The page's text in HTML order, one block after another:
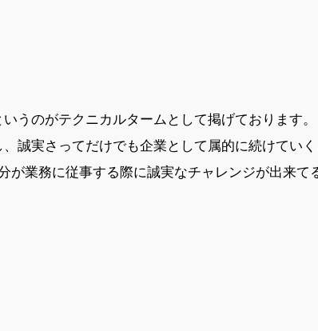
うのがテクニカルタームとして掲げております。
誠実さってだけでも企業として属的に続けてい
が業務に従事する際に誠実なチャレンジが出来て